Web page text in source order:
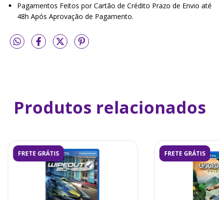
Pagamentos Feitos por Cartão de Crédito Prazo de Envio até
48h Após Aprovação de Pagamento.
Produtos relacionados
FRETE GRÁTIS FRETE GRÁTIS